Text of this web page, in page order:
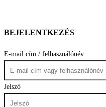
BEJELENTKEZÉS
E-mail cím / felhasználónév
Jelszó